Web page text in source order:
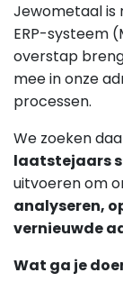
Jewometaal is
ERP-systeem
overstap
mee in onze
processen.
We zoeken
laatstejaars
uitvoeren om
analyseren,
vernieuwde
Wat ga je